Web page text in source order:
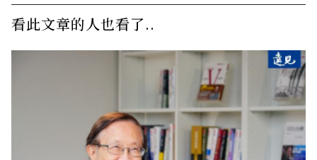
看此文章的人也看了..